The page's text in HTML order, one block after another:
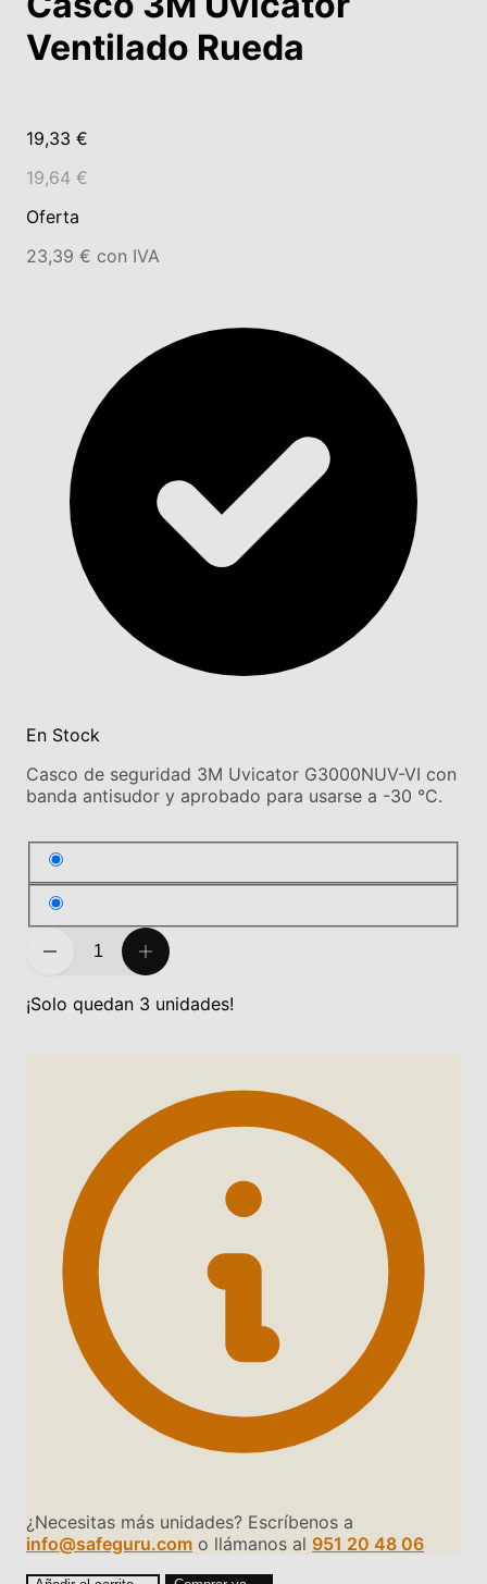
Ventilado Rueda
19,33 €
19,64 €
Oferta
23,39 € con IVA
En Stock
Casco de seguridad 3M Uvicator G3000NUV-VI con
banda antisudor y aprobado para usarse a -30 °C.
¡Solo quedan 3 unidades!
¿Necesitas más unidades? Escríbenos a
info@safeguru.com o llámanos al 951 20 48 06